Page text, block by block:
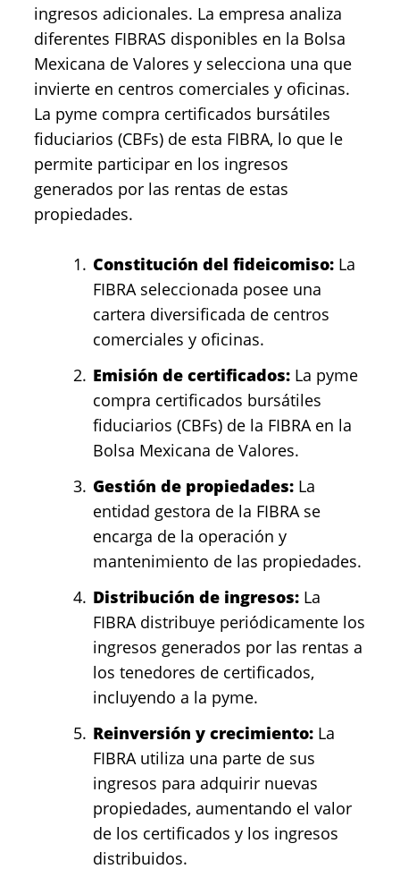
ingresos adicionales. La empresa analiza
diferentes FIBRAS disponibles en la Bolsa
Mexicana de Valores y selecciona una que
invierte en centros comerciales y oficinas.
La pyme compra certificados bursátiles
fiduciarios (CBFs) de esta FIBRA, lo que le
permite participar en los ingresos
generados por las rentas de estas
propiedades.
Constitución del fideicomiso: La
FIBRA seleccionada posee una
cartera diversificada de centros
comerciales y oficinas.
Emisión de certificados: La pyme
compra certificados bursátiles
fiduciarios (CBFs) de la FIBRA en la
Bolsa Mexicana de Valores.
Gestión de propiedades: La
entidad gestora de la FIBRA se
encarga de la operación y
mantenimiento de las propiedades.
Distribución de ingresos: La
FIBRA distribuye periódicamente los
ingresos generados por las rentas a
los tenedores de certificados,
incluyendo a la pyme.
Reinversión y crecimiento: La
FIBRA utiliza una parte de sus
ingresos para adquirir nuevas
propiedades, aumentando el valor
de los certificados y los ingresos
distribuidos.